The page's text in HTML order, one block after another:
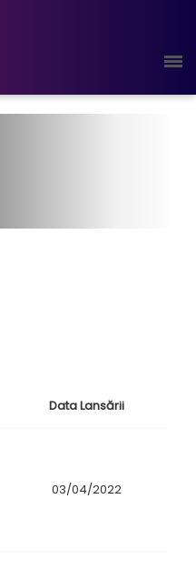
Data Lansării
03/04/2022